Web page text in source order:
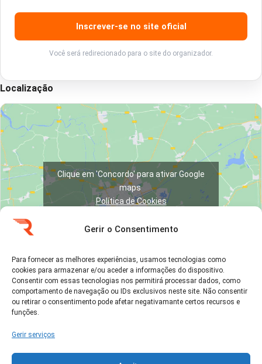
Gerir o Consentimento
Para fornecer as melhores experiências, usamos tecnologias como
cookies para armazenar e/ou aceder a informações do dispositivo.
Consentir com essas tecnologias nos permitirá processar dados, como
comportamento de navegação ou IDs exclusivos neste site. Não consentir
ou retirar o consentimento pode afetar negativamante certos recursos e
funções.
Gerir serviços
Inscrever-se no site oficial
Você será redirecionado para o site do organizador.
Localização
Clique em 'Concordo' para ativar Google
maps
Política de Cookies
Ver no Google Maps →